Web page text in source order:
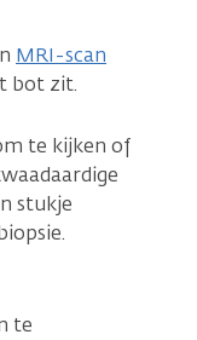
MRI-scan
bot zit.
te kijken of
stukje
te